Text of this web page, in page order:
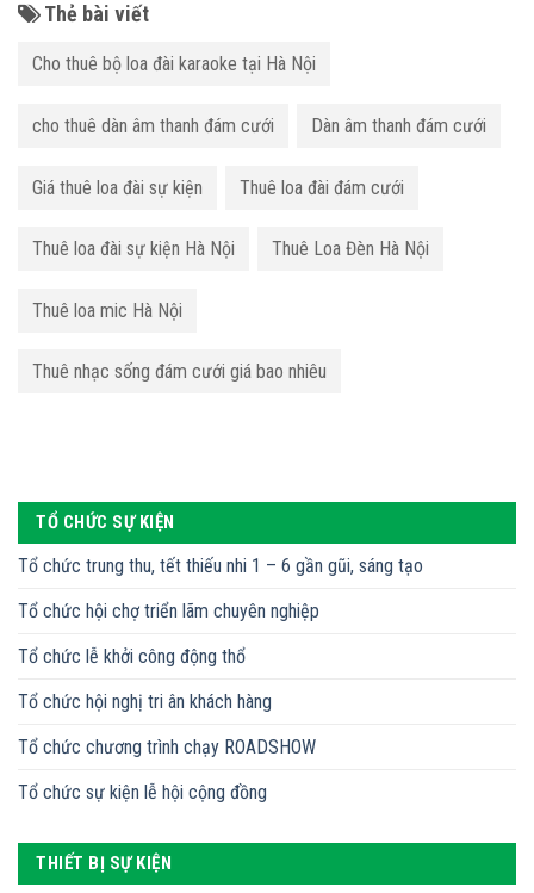
Thẻ bài viết
Cho thuê bộ loa đài karaoke tại Hà Nội
cho thuê dàn âm thanh đám cưới Dàn âm thanh đám cưới
Giá thuê loa đài sự kiện Thuê loa đài đám cưới
Thuê loa đài sự kiện Hà Nội Thuê Loa Đèn Hà Nội
Thuê loa mic Hà Nội
Thuê nhạc sống đám cưới giá bao nhiêu
TỔ CHỨC SỰ KIỆN
Tổ chức trung thu, tết thiếu nhi 1 – 6 gần gũi, sáng tạo
Tổ chức hội chợ triển lãm chuyên nghiệp
Tổ chức lễ khởi công động thổ
Tổ chức hội nghị tri ân khách hàng
Tổ chức chương trình chạy ROADSHOW
Tổ chức sự kiện lễ hội cộng đồng
THIẾT BỊ SỰ KIỆN